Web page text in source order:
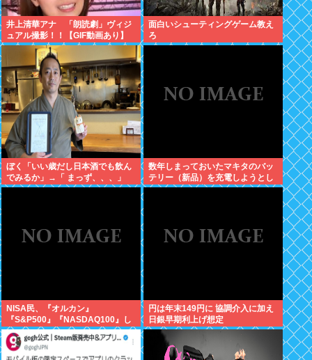
井上清華アナ 「朗読劇」ヴィジ
ュアル撮影！！【GIF動画あり】
面白いシューティングゲーム教え
ろ
ぼく「いい歳だし日本酒でも飲ん
でみるか」→「 まっず、、、」
数年しまっておいたマキタのバッ
テリー（新品）を充電しようとし
たらエラーで充電できないんだ
NISA民、『オルカン』
『S&P500』『NASDAQ100』し
か買わない
円は年末149円に 協調介入に加え
日銀早期利上げ想定